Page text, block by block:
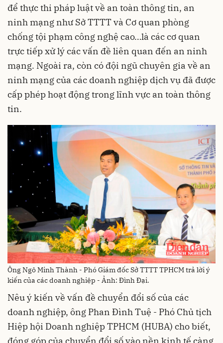
để thực thi pháp luật về an toàn thông tin, an
ninh mạng như Sở TTTT và Cơ quan phòng
chống tội phạm công nghệ cao…là các cơ quan
trực tiếp xử lý các vấn đề liên quan đến an ninh
mạng. Ngoài ra, còn có đội ngũ chuyên gia về an
ninh mạng của các doanh nghiệp dịch vụ đã được
cấp phép hoạt động trong lĩnh vực an toàn thông
tin.
Ông Ngô Minh Thành - Phó Giám đốc Sở TTTT TPHCM trả lời ý
kiến của các doanh nghiệp - Ảnh: Đình Đại.
Nêu ý kiến về vấn đề chuyển đổi số của các
doanh nghiệp, ông Phan Đình Tuệ - Phó Chủ tịch
Hiệp hội Doanh nghiệp TPHCM (HUBA) cho biết,